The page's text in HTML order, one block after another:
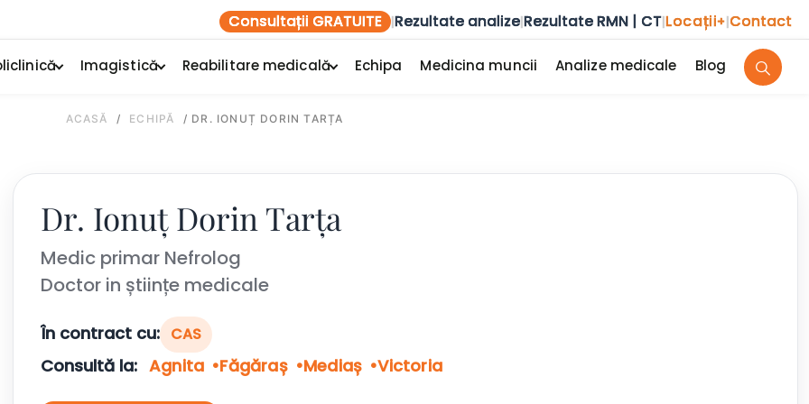
Consultații GRATUITE |Rezultate analize|Rezultate RMN | CT|Locații+|Contact
Imagistică Reabilitare medicală Echipa Medicina muncii Analize medicale Blog
ACASĂ / ECHIPĂ / DR. IONUȚ DORIN TARȚA
Dr. Ionuț Dorin Tarța
Medic primar Nefrolog
Doctor in științe medicale
În contract cu: CAS
Consultă la: Agnita Făgăraș Mediaș Victoria